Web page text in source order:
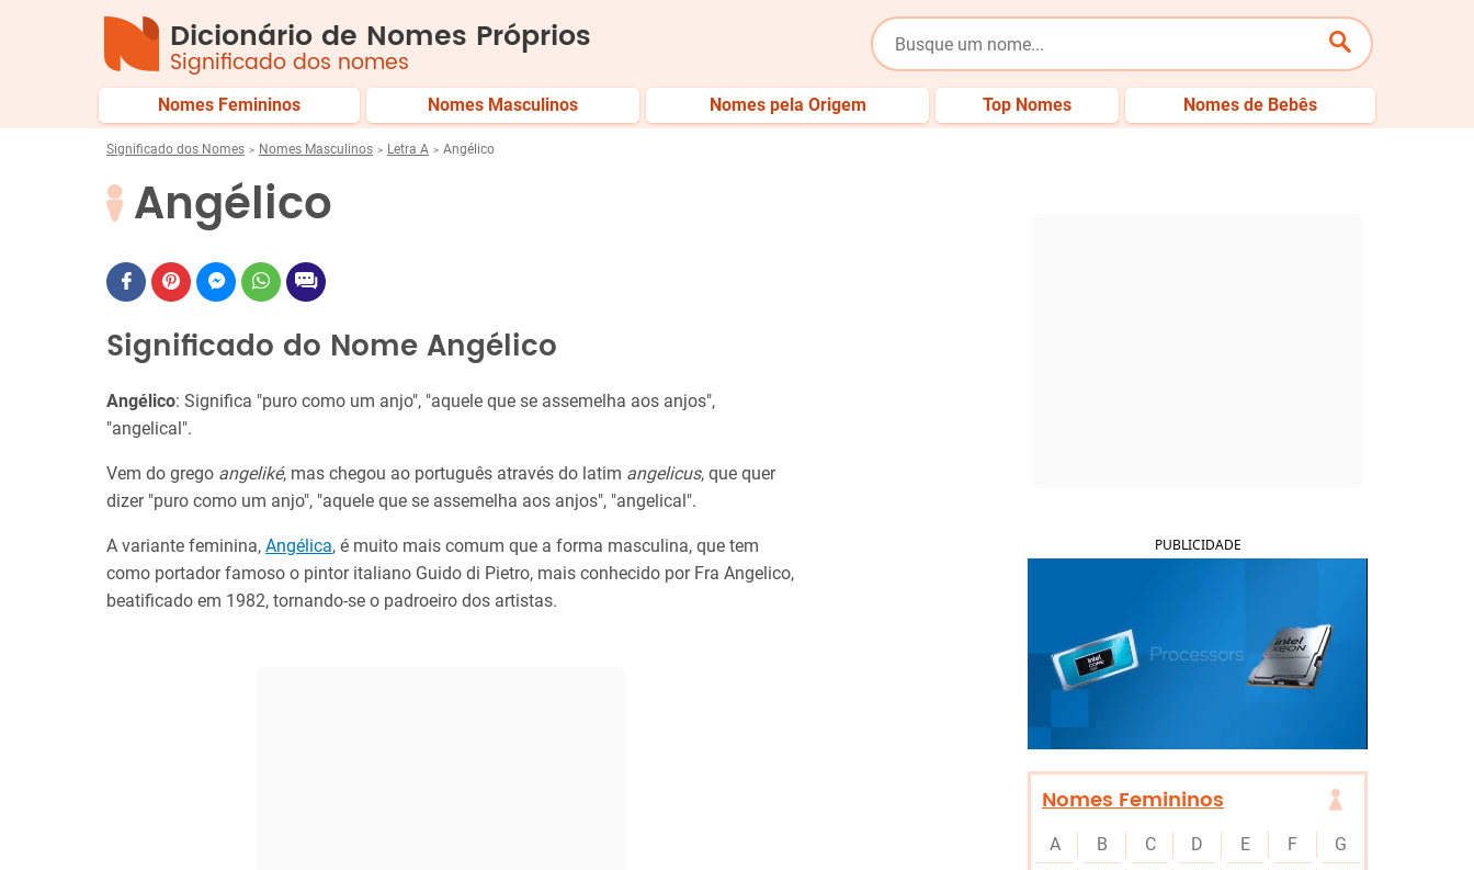
Dicionário de Nomes Próprios
Significado dos nomes
Nomes Femininos Nomes Masculinos Nomes pela Origem Top Nomes Nomes de Bebês
Significado dos Nomes Nomes Masculinos Letra A Angélico
Angélico
Significado do Nome Angélico
Angélico: Significa "puro como um anjo", "aquele que se assemelha aos anjos",
"angelical".
Vem do grego angeliké, mas chegou ao português através do latim angelicus, que quer
dizer "puro como um anjo", "aquele que se assemelha aos anjos", "angelical".
A variante feminina, Angélica, é muito mais comum que a forma masculina, que tem
como portador famoso o pintor italiano Guido di Pietro, mais conhecido por Fra Angelico,
beatificado em 1982, tornando-se o padroeiro dos artistas.
PUBLICIDADE
Nomes Femininos
A B C D E F
G